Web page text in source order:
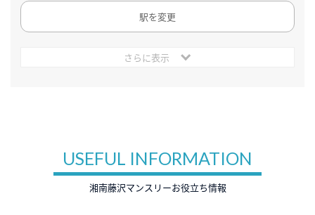
駅を変更
さらに表示
USEFUL INFORMATION
湘南藤沢マンスリーお役立ち情報